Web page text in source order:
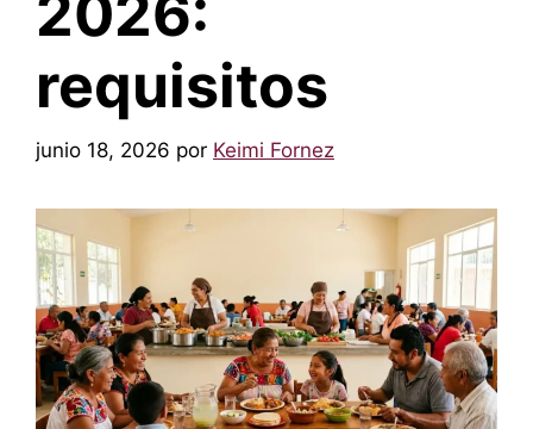
2026:
requisitos
junio 18, 2026 por Keimi Fornez